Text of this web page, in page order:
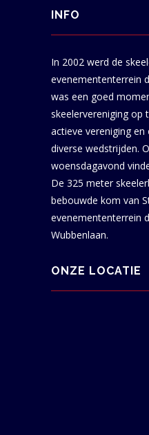
INFO
In 2002 werd de
evenemententerrein
was een goed
skeelervereniging op
actieve vereniging
diverse wedstrijden.
woensdagavond
De 325 meter
bebouwde kom van
evenemententerrein
Wubbenlaan.
ONZE LOCATIE